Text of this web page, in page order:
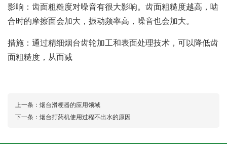
影响：齿面粗糙度对噪音有很大影响。齿面粗糙度越高，啮
合时的摩擦面会加大，振动频率高，噪音也会加大。
措施：通过精细烟台齿轮加工和表面处理技术，可以降低齿
面粗糙度，从而减
上一条： 烟台滑梗器的应用领域
下一条： 烟台打药机使用过程不出水的原因